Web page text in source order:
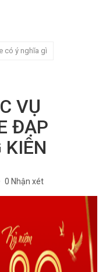
có ý nghĩa gì
VỤ
ĐẠP
KIÊN
0 Nhận xét